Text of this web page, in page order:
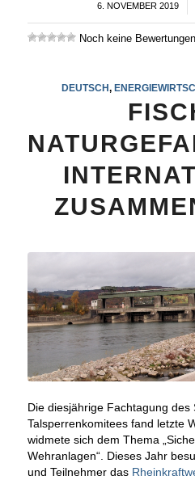
6. NOVEMBER 2019
/
Noch keine Bewertungen
DEUTSCH,
Die diesjährige Fachtagung des
Talsperrenkomitees fand letzte
widmete sich dem Thema
Wehranlagen“. Dieses Jahr
und Teilnehmer das